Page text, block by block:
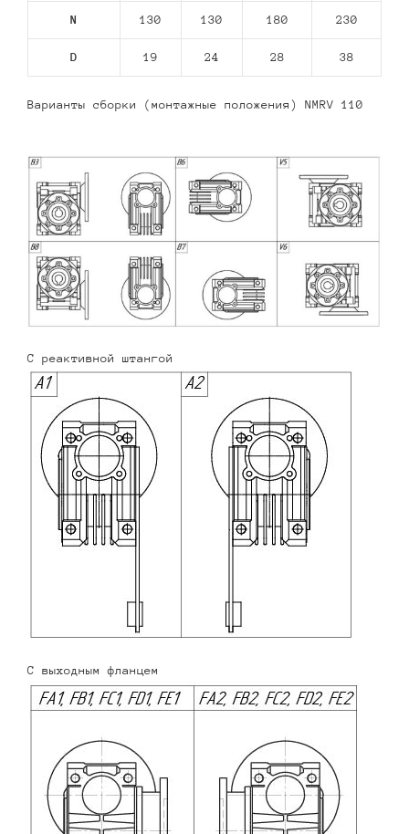
N 130 130 180 230
D 19 24 28 38
Варианты сборки (монтажные положения) NMRV 110
С реактивной штангой
С выходным фланцем